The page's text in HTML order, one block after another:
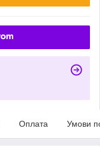
Оплата Умови